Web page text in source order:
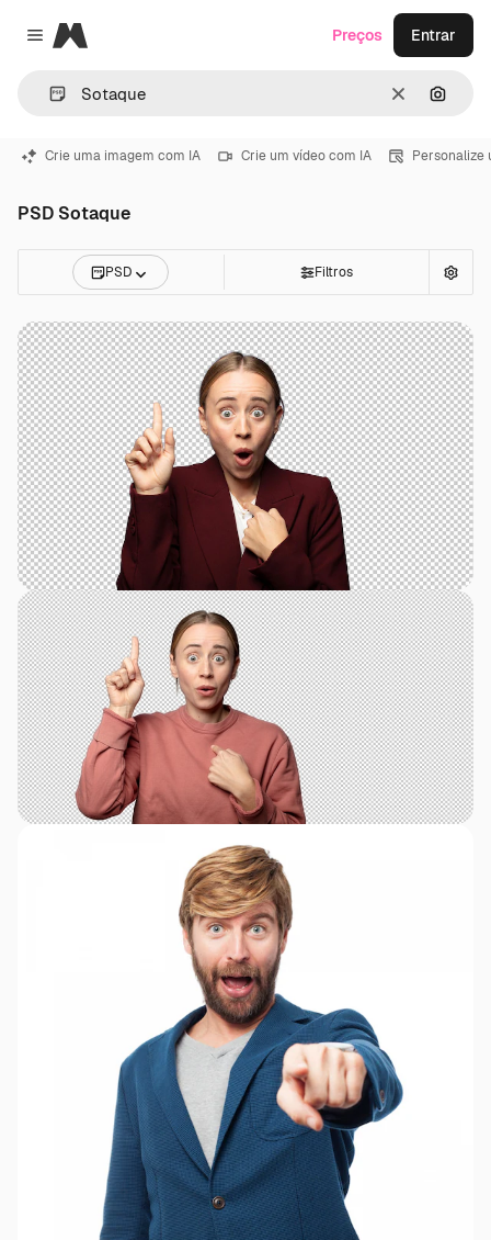
Close menu
Magnific
Limpar
Preços Entrar
Crie uma imagem com IA Crie um vídeo com IA Personalize
PSD Sotaque
PSD Filtros